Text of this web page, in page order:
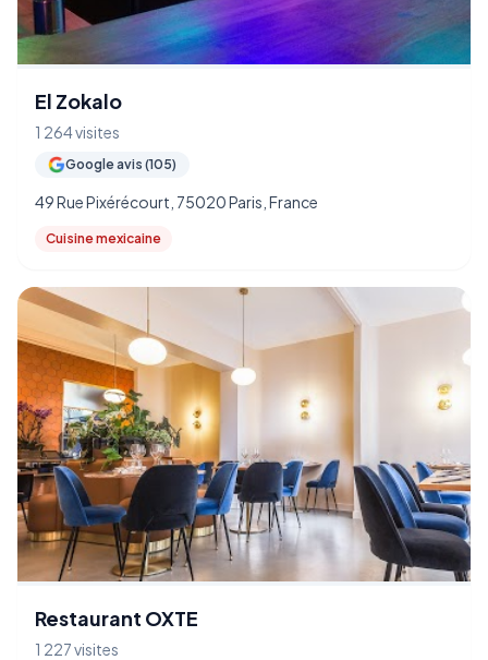
El Zokalo
1 264 visites
Google avis (105)
49 Rue Pixérécourt, 75020 Paris, France
Cuisine mexicaine
Restaurant OXTE
1 227 visites